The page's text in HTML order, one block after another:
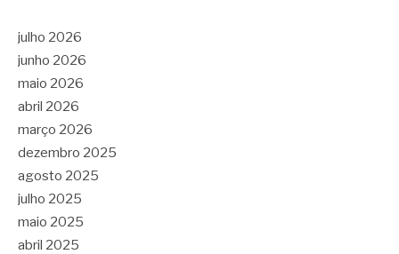
julho 2026
junho 2026
maio 2026
abril 2026
março 2026
dezembro 2025
agosto 2025
julho 2025
maio 2025
abril 2025